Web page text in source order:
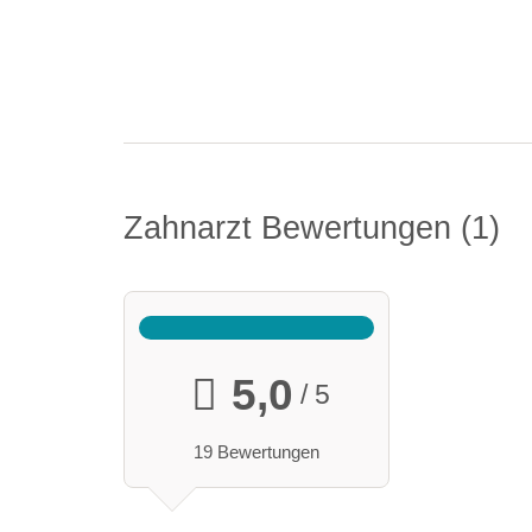
Zahnarzt Bewertungen 1
5,0 / 5
19 Bewertungen